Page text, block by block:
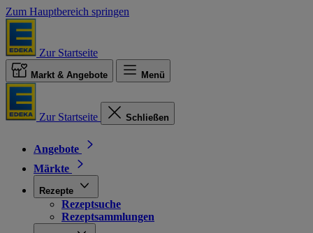
Zum Hauptbereich springen
Zur Startseite
Markt & Angebote Menü
Zur Startseite Schließen
Angebote
Märkte
Rezepte
Rezeptsuche
Rezeptsammlungen